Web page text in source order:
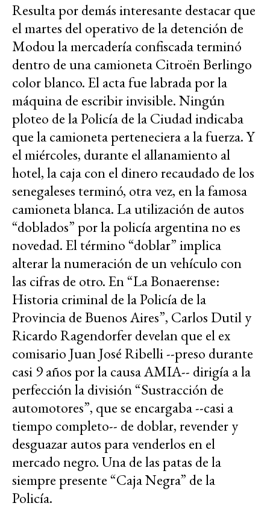
Resulta por demás interesante destacar que
el martes del operativo de la detención de
Modou la mercadería confiscada terminó
dentro de una camioneta Citroën Berlingo
color blanco. El acta fue labrada por la
máquina de escribir invisible. Ningún
ploteo de la Policía de la Ciudad indicaba
que la camioneta perteneciera a la fuerza. Y
el miércoles, durante el allanamiento al
hotel, la caja con el dinero recaudado de los
senegaleses terminó, otra vez, en la famosa
camioneta blanca. La utilización de autos
“doblados” por la policía argentina no es
novedad. El término “doblar” implica
alterar la numeración de un vehículo con
las cifras de otro. En “La Bonaerense:
Historia criminal de la Policía de la
Provincia de Buenos Aires”, Carlos Dutil y
Ricardo Ragendorfer develan que el ex
comisario Juan José Ribelli --preso durante
casi 9 años por la causa AMIA-- dirigía a la
perfección la división “Sustracción de
automotores”, que se encargaba --casi a
tiempo completo-- de doblar, revender y
desguazar autos para venderlos en el
mercado negro. Una de las patas de la
siempre presente “Caja Negra” de la
Policía.